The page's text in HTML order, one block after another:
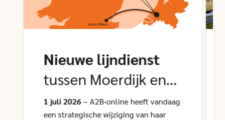
Nieuwe lijndienst
tussen Moerdijk en
Tilbury
1 juli 2026– A2B-online heeft vandaag
een strategische wijziging van haar